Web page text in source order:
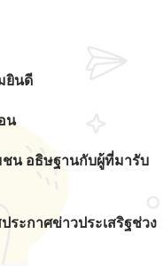
ยินดี
น
น อธิษฐานกับผู้ที่มารับ
ระกาศข่าวประเสริฐช่วง